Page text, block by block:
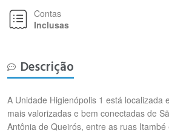
Contas
Inclusas
Descrição
A Unidade Higienópolis 1 está localizada
mais valorizadas e bem conectadas de
Antônia de Queirós, entre as ruas